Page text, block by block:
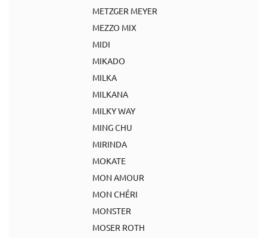
METZGER MEYER
MEZZO MIX
MIDI
MIKADO
MILKA
MILKANA
MILKY WAY
MING CHU
MIRINDA
MOKATE
MON AMOUR
MON CHÉRI
MONSTER
MOSER ROTH